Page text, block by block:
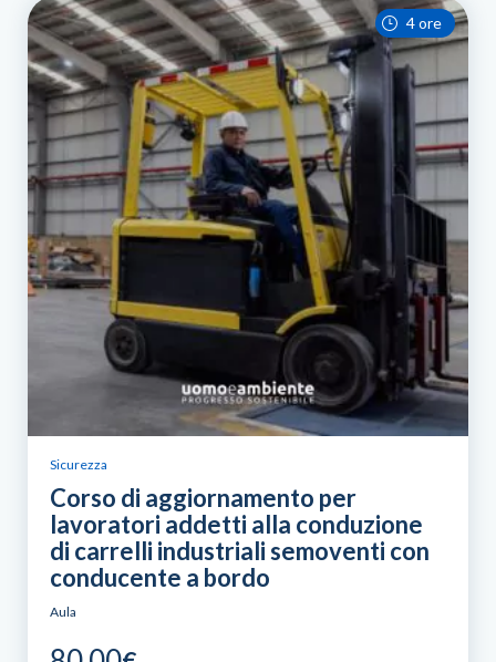
Sicurezza
Corso di aggiornamento per
lavoratori addetti alla conduzione
di carrelli industriali semoventi con
conducente a bordo
Aula
4 ore